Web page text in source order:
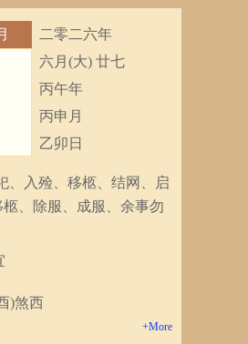
二零二六年
六月(大) 廿七
丙午年
丙申月
乙卯日
、入殓、移柩、结网、启
、除服、成服、余事勿
)煞西
+More